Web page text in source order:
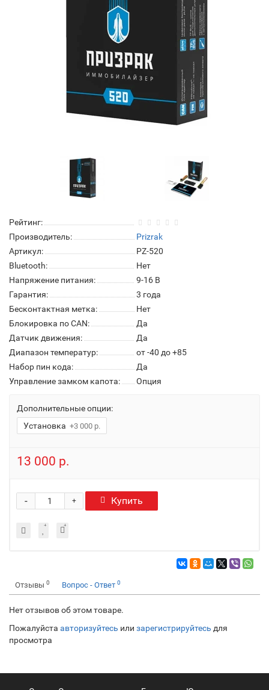
Рейтинг:
Производитель:
Prizrak
Артикул:
PZ-520
Bluetooth:
Нет
Напряжение питания:
9-16 В
Гарантия:
3 года
Бесконтактная метка:
Нет
Блокировка по CAN:
Да
Датчик движения:
Да
Диапазон температур:
от -40 до +85
Набор пин кода:
Да
Управление замком капота:
Опция
Дополнительные опции:
Установка +3 000 р.
13 000 р.
+
- Купить
Отзывы 0 Вопрос - Ответ 0
Нет отзывов об этом товаре.
Пожалуйста авторизуйтесь или зарегистрируйтесь для
просмотра